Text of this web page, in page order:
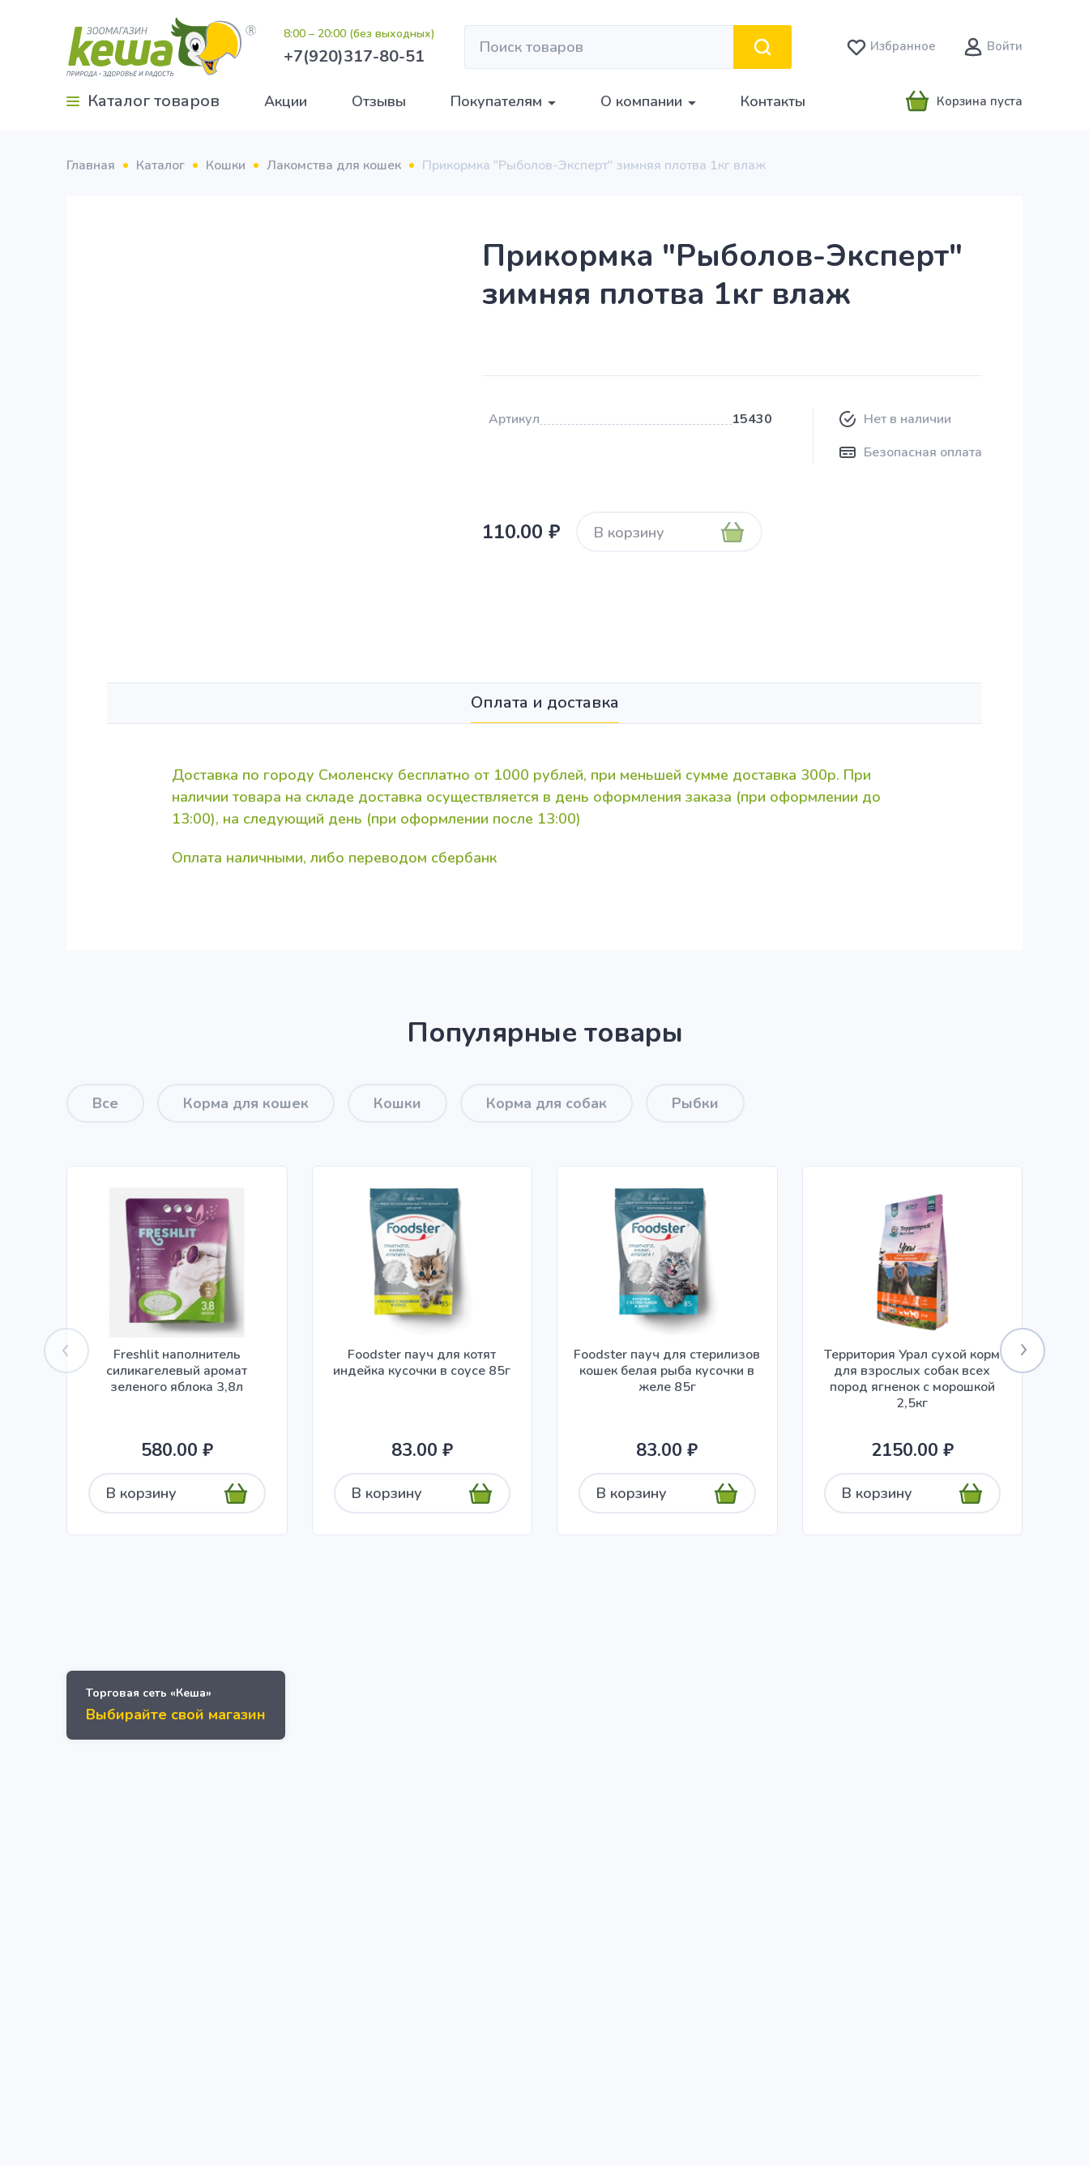
8:00 – 20:00 (без выходных)
+7(920)317-80-51 Избранное Войти
Каталог товаров Акции Отзывы Покупателям О компании Контакты Корзина пуста
Главная Каталог Кошки Лакомства для кошек Прикормка "Рыболов-Эксперт" зимняя плотва 1кг влаж
Прикормка "Рыболов-Эксперт"
зимняя плотва 1кг влаж
Артикул 15430
Нет в наличии
Безопасная оплата
110.00 ₽ В корзину
Оплата и доставка
Доставка по городу Смоленску бесплатно от 1000 рублей, при меньшей сумме доставка 300р. При
наличии товара на складе доставка осуществляется в день оформления заказа (при оформлении до
13:00), на следующий день (при оформлении после 13:00)
Оплата наличными, либо переводом сбербанк
Популярные товары
Все Корма для кошек Кошки Корма для собак Рыбки
Freshlit наполнитель
силикагелевый аромат
зеленого яблока 3,8л
580.00 ₽
В корзину
Foodster пауч для котят
индейка кусочки в соусе 85г
83.00 ₽
В корзину
Foodster пауч для стерилизов
кошек белая рыба кусочки в
желе 85г
83.00 ₽
В корзину
Территория Урал сухой корм
для взрослых собак всех
пород ягненок с морошкой
2,5кг
2150.00 ₽
В корзину
Торговая сеть «Кеша»
Выбирайте свой магазин